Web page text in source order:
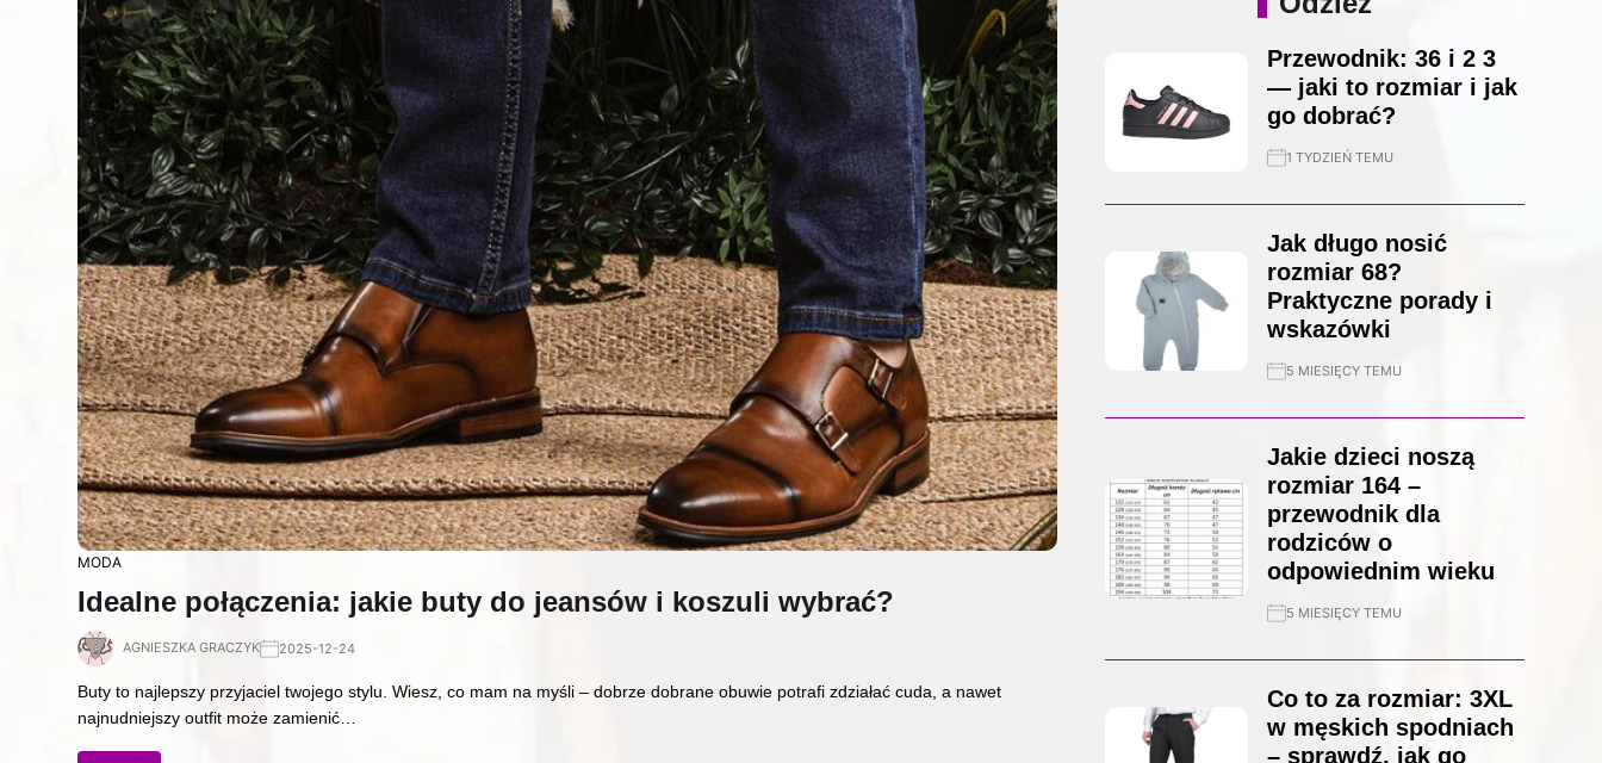
MODA
Idealne połączenia: jakie buty do jeansów i koszuli wybrać?
AGNIESZKA GRACZYK 2025-12-24
Buty to najlepszy przyjaciel twojego stylu. Wiesz, co mam na myśli – dobrze dobrane obuwie potrafi zdziałać cuda, a nawet
najnudniejszy outfit może zamienić…
Przewodnik: 36 i 2 3
— jaki to rozmiar i jak
go dobrać?
1 TYDZIEŃ TEMU
Jak długo nosić
rozmiar 68?
Praktyczne porady i
wskazówki
5 MIESIĘCY TEMU
Jakie dzieci noszą
rozmiar 164 –
przewodnik dla
rodziców o
odpowiednim wieku
5 MIESIĘCY TEMU
Co to za rozmiar: 3XL
w męskich spodniach
– sprawdź, jak go